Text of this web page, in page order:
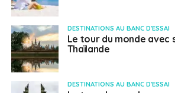
DESTINATIONS AU BANC D'ESSAI
Le tour du monde avec
Thaïlande
DESTINATIONS AU BANC D'ESSAI